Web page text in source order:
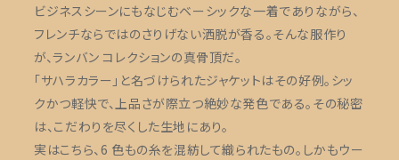
ビジネスシーンにもなじむベーシックな一着でありながら、
フレンチならではのさりげない洒脱が香る。そんな服作り
が、ランバン コレクションの真骨頂だ。
「サハラカラー」と名づけられたジャケットはその好例。シッ
クかつ軽快で、上品さが際立つ絶妙な発色である。その秘密
は、こだわりを尽くした生地にあり。
実はこちら、6 色もの糸を混紡して織られたもの。しかもウー